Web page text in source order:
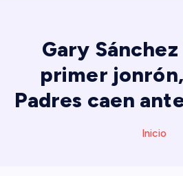
Gary
primer
Padres caen
Inicio